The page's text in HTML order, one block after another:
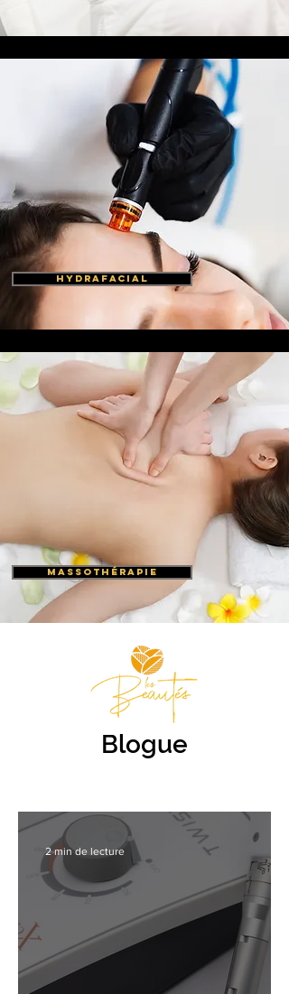
HYDRAFACIAL
MASSOTHÉRAPIE
Blogue
2 min de lecture